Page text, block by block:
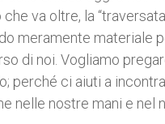
va oltre, la
meramente materiale
di noi. Vogliamo
perché ci aiuti a
nelle nostre mani e nel